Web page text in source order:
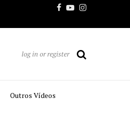
log in or register
Outros Vídeos